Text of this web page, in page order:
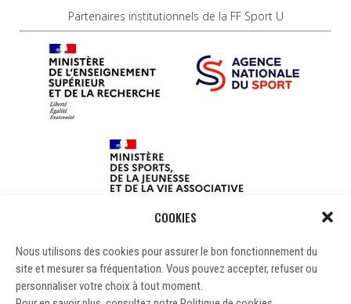
COOKIES
Nous utilisons des cookies pour assurer le bon fonctionnement du
site et mesurer sa fréquentation. Vous pouvez accepter, refuser ou
personnaliser votre choix à tout moment.
Partenaires institutionnels de la FF Sport U